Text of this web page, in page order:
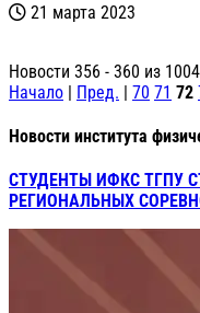
21 марта 2023
Новости 356 - 360 из 1004
Начало | Пред. | 70 71 72
Новости института
СТУДЕНТЫ ИФКС ТГПУ
РЕГИОНАЛЬНЫХ